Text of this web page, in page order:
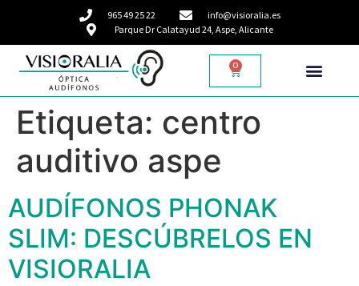
965 49 25 22
info@visioralia.es
Parque Dr Calatayud 24, Aspe, Alicante
0
Etiqueta: centro
auditivo aspe
AUDÍFONOS PHONAK
SLIM: DESCÚBRELOS EN
VISIORALIA